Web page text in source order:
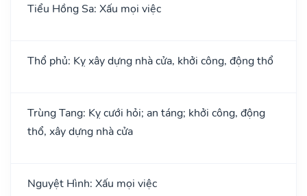
Tiểu Hồng Sa: Xấu mọi việc
Thổ phủ: Kỵ xây dựng nhà cửa, khởi công, động thổ
Trùng Tang: Kỵ cưới hỏi; an táng; khởi công, động
thổ, xây dựng nhà cửa
Nguyệt Hình: Xấu mọi việc